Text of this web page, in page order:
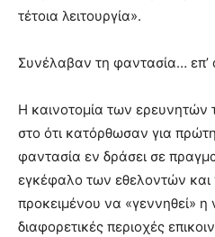
τέτοια λειτουργία».
Συνέλαβαν τη φαντασία…
Η καινοτομία των ερευνητών
στο ότι κατόρθωσαν για
φαντασία εν δράσει σε
εγκέφαλο των εθελοντών και
προκειμένου να «γεννηθεί»
διαφορετικές περιοχές